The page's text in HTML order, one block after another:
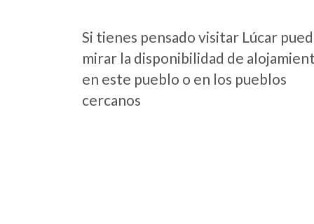
Si tienes pensado visitar Lúcar
mirar la disponibilidad de
en este pueblo o en los pueblos
cercanos